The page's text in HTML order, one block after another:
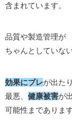
含まれています。
品質や製造管理が
ちゃんとしていな
効果にブレが出たり
最悪、 健康被害が
可能性まであります